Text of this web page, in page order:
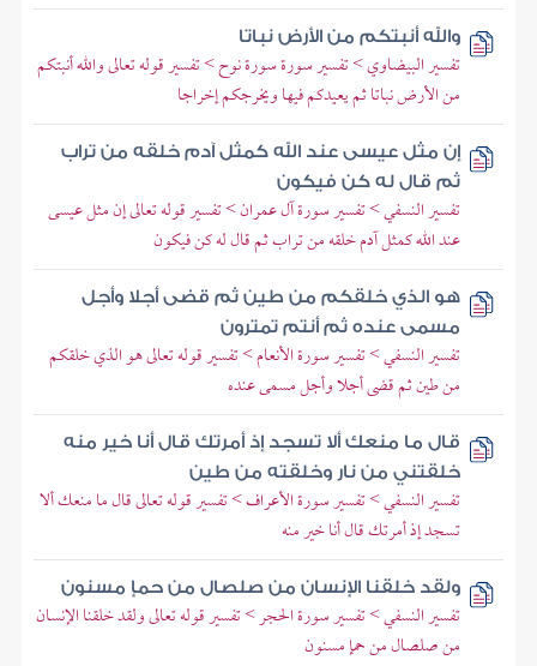
والله أنبتكم من الأرض نباتا
تفسير البيضاوي > تفسير سورة سورة نوح > تفسير قوله تعالى والله أنبتكم
من الأرض نباتا ثم يعيدكم فيها ويخرجكم إخراجا
إن مثل عيسى عند الله كمثل آدم خلقه من تراب
ثم قال له كن فيكون
تفسير النسفي > تفسير سورة آل عمران > تفسير قوله تعالى إن مثل عيسى
عند الله كمثل آدم خلقه من تراب ثم قال له كن فيكون
هو الذي خلقكم من طين ثم قضى أجلا وأجل
مسمى عنده ثم أنتم تمترون
تفسير النسفي > تفسير سورة الأنعام > تفسير قوله تعالى هو الذي خلقكم
من طين ثم قضى أجلا وأجل مسمى عنده
قال ما منعك ألا تسجد إذ أمرتك قال أنا خير منه
خلقتني من نار وخلقته من طين
تفسير النسفي > تفسير سورة الأعراف > تفسير قوله تعالى قال ما منعك ألا
تسجد إذ أمرتك قال أنا خير منه
ولقد خلقنا الإنسان من صلصال من حمإ مسنون
تفسير النسفي > تفسير سورة الحجر > تفسير قوله تعالى ولقد خلقنا الإنسان
من صلصال من حمإ مسنون